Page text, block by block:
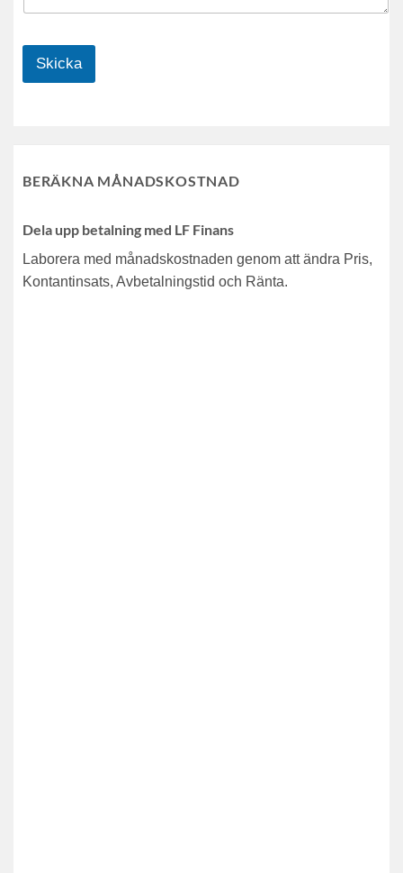
Skicka
BERÄKNA MÅNADSKOSTNAD
Dela upp betalning med LF Finans
Laborera med månadskostnaden genom att ändra Pris,
Kontantinsats, Avbetalningstid och Ränta.